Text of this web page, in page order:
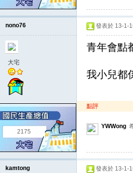
nono76
大宅
2175
發表於 13-1-
青年會點
我小兒都
點評
YWWong
kamtong 發表於 13-1-